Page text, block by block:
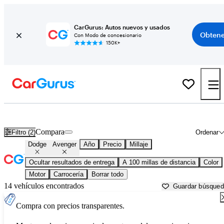
CarGurus: Autos nuevos y usados
Con Modo de concesionario
150K+
Filtro (2) Ordenar
Compara
Dodge Avenger Año Precio Millaje
Ocultar resultados de entrega A 100 millas de distancia
Color
Motor
Carrocería Borrar todo
14 vehículos encontrados Guardar
Compra con precios transparentes.